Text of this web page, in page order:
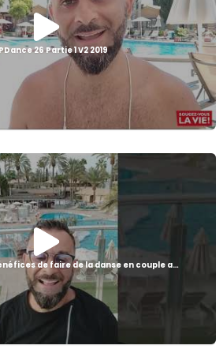
26 Partie 1 V2 2019
Les avantages, les bénéfices de faire de la danse en couple avec Lorenzo @GAPDance Genève🇨🇭🐮😉👍